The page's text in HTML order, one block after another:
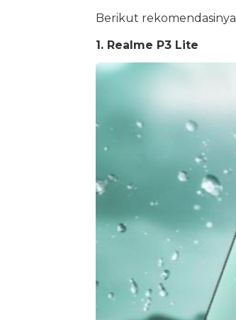
Berikut
1. Realme P3 Lite